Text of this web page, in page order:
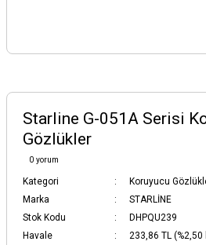
Starline G-051A Serisi
Gözlükler
0 yorum
Kategori Koruyucu
Marka
STARLİNE
Stok Kodu
DHPQU239
Havale
233,86 TL